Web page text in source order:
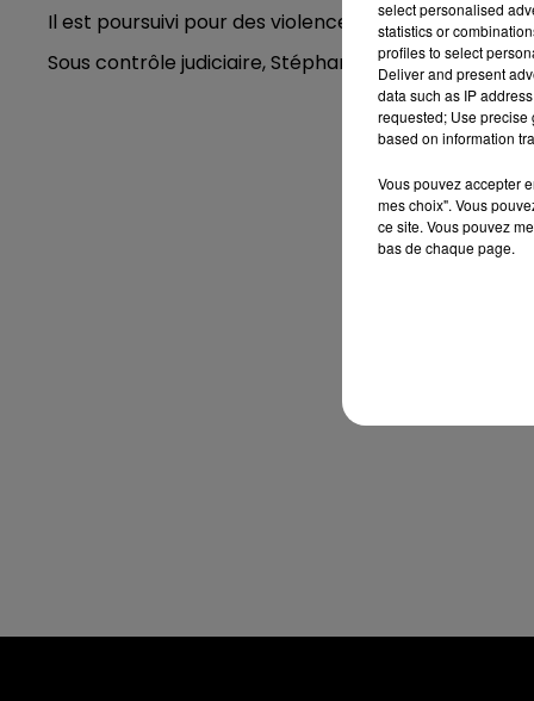
Il est poursuivi pour des violences conjugales qui
Sous contrôle judiciaire, Stéphane Plaza récuse les
select personalised
statistics or
profiles to select
Deliver and present
data such as IP
requested; Use precise
based on information
Vous pouvez accepter
mes choix". Vous
ce site. Vous pouvez
bas de chaque page.